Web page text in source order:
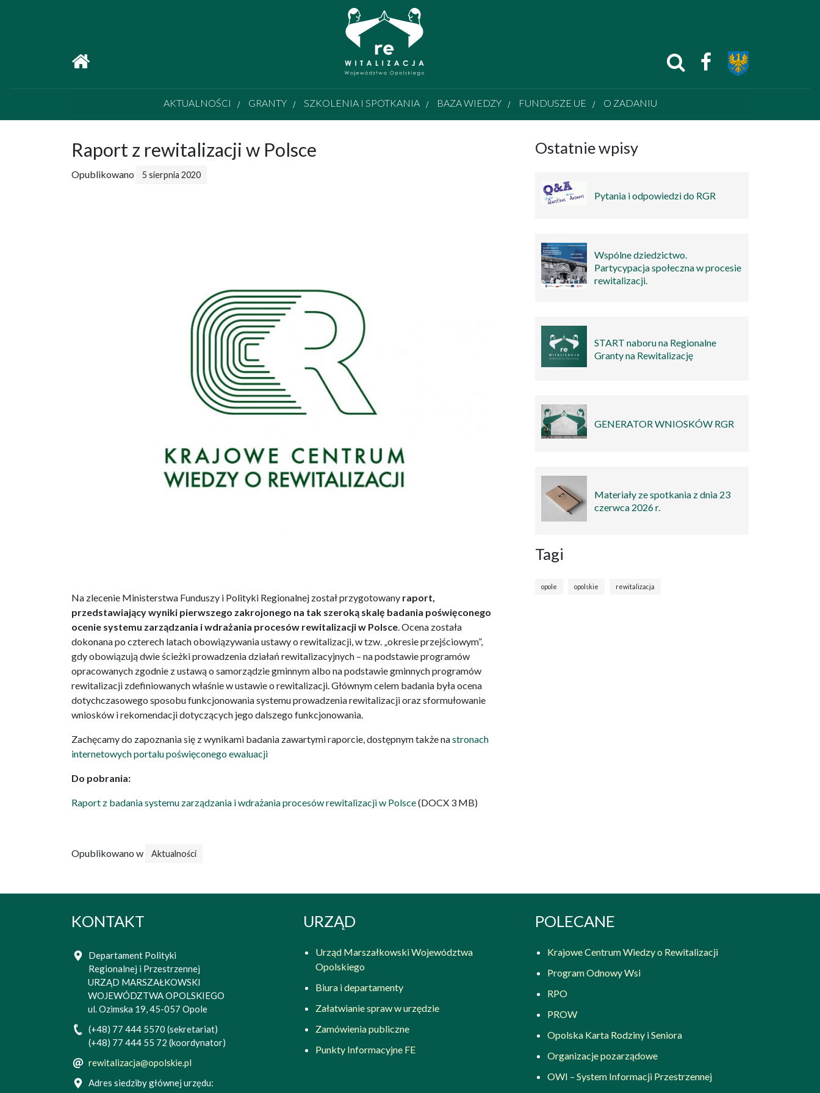
AKTUALNOŚCI GRANTY SZKOLENIA I SPOTKANIA BAZA WIEDZY FUNDUSZE UE O ZADANIU
Raport z rewitalizacji w Polsce
Opublikowano 5 sierpnia 2020
Na zlecenie Ministerstwa Funduszy i Polityki Regionalnej został przygotowany raport,
przedstawiający wyniki pierwszego zakrojonego na tak szeroką skalę badania poświęconego
ocenie systemu zarządzania i wdrażania procesów rewitalizacji w Polsce. Ocena została
dokonana po czterech latach obowiązywania ustawy o rewitalizacji, w tzw. „okresie przejściowym”,
gdy obowiązują dwie ścieżki prowadzenia działań rewitalizacyjnych – na podstawie programów
opracowanych zgodnie z ustawą o samorządzie gminnym albo na podstawie gminnych programów
rewitalizacji zdefiniowanych właśnie w ustawie o rewitalizacji. Głównym celem badania była ocena
dotychczasowego sposobu funkcjonowania systemu prowadzenia rewitalizacji oraz sformułowanie
wniosków i rekomendacji dotyczących jego dalszego funkcjonowania.
Zachęcamy do zapoznania się z wynikami badania zawartymi raporcie, dostępnym także nastronach
internetowych portalu poświęconego ewaluacji
Do pobrania:
Raport z badania systemu zarządzania i wdrażania procesów rewitalizacji w Polsce(DOCX 3 MB)
Opublikowano w Aktualności
Ostatnie wpisy
Pytania i odpowiedzi do RGR
Wspólne dziedzictwo.
Partycypacja społeczna w procesie
rewitalizacji.
START naboru na Regionalne
Granty na Rewitalizację
GENERATOR WNIOSKÓW RGR
Materiały ze spotkania z dnia 23
czerwca 2026 r.
Tagi
opole opolskie rewitalizacja
KONTAKT
Departament Polityki
Regionalnej i Przestrzennej
URZĄD MARSZAŁKOWSKI
WOJEWÓDZTWA OPOLSKIEGO
ul. Ozimska 19, 45-057 Opole
(+48) 77 444 5570 (sekretariat)
(+48) 77 444 55 72 (koordynator)
rewitalizacja@opolskie.pl
Adres siedziby głównej urzędu:
URZĄD
Urząd Marszałkowski Województwa
Opolskiego
Biura i departamenty
Załatwianie spraw w urzędzie
Zamówienia publiczne
Punkty Informacyjne FE
POLECANE
Krajowe Centrum Wiedzy o Rewitalizacji
Program Odnowy Wsi
RPO
PROW
Opolska Karta Rodziny i Seniora
Organizacje pozarządowe
OWI – System Informacji Przestrzennej